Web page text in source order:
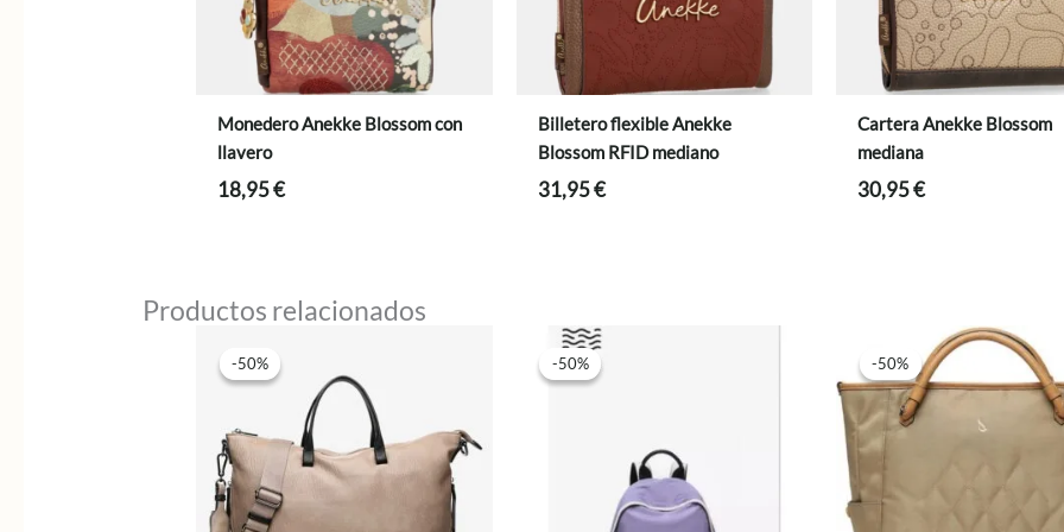
Monedero Anekke Blossom con
llavero
18,95€
Billetero flexible Anekke
Blossom RFID mediano
31,95€
Cartera Anekke Blossom
mediana
30,95€
Productos relacionados
-50%
-50% -50%
-50% -50%
-50%